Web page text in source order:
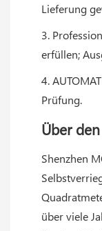
Lieferung
3.
erfüllen;
4.
Prüfung.
Über
Shenzhen
über viele